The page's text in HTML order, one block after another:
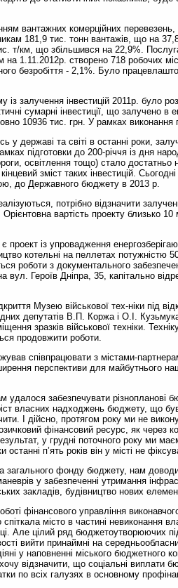
вантажних комерційних
181,9 тис. тонн вантажів, що на
т/км, що збільшився на 22,9%.
1.11.2012р. створено 718 робочих
безробіття - 2,1%. Було
із залучення інвестицій 2011р. було
сумарні інвестиції, що залучено
10936 тис. грн. У рамках виконання
державі та світі в останні роки,
підготовки до 200-річчя із дня
освітлення тощо) стало
зміст таких інвестицій.
до Державного бюджету в 2013 р.
потрібно відзначити
вартість проекту близько
проект із упровадження
котельні на пеллетах потужністю
роботи з документального
вул. Героїв Дніпра, 35, капітально
Музею військової тех-ніки під
депутатів В.П. Коржа і О.І.
зразків військової техніки.
продовжити роботи.
співпрацювати з містами-
перспективи для майбутнього
забезпечувати різнопланові
ріст власних надходжень бюджету, що
І дійсно, протягом року ми не
фінансовий ресурс, як через
у грудні поточного року ми
п’ять років він у місті не
загального фонду бюджету, нам
у забезпеченні утримання
закладів, будівництво нових
фінансового управління
місто в частині невиконання
Але цілий ряд бюджетоутворюючих
вийти принаймні на
у наповненні міського
відзначити, що соціальні виплати
по всіх галузях в основному